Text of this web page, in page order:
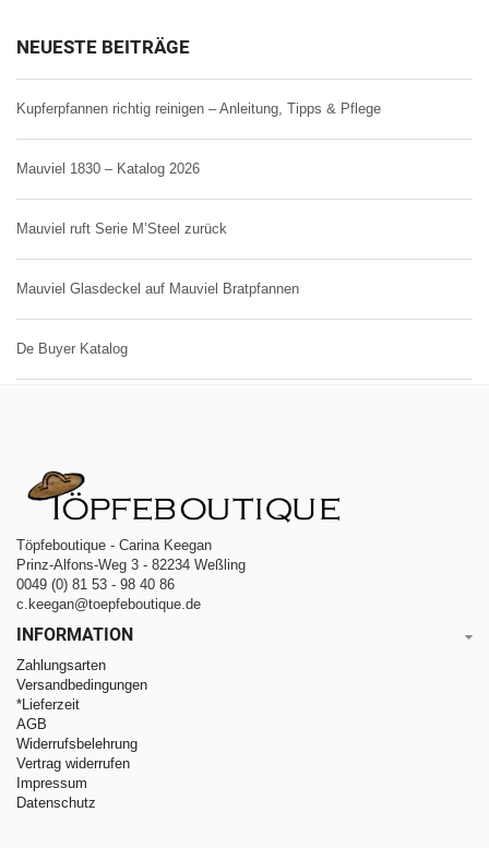
NEUESTE BEITRÄGE
Kupferpfannen richtig reinigen – Anleitung, Tipps & Pflege
Mauviel 1830 – Katalog 2026
Mauviel ruft Serie M’Steel zurück
Mauviel Glasdeckel auf Mauviel Bratpfannen
De Buyer Katalog
Töpfeboutique - Carina Keegan
Prinz-Alfons-Weg 3 - 82234 Weßling
0049 (0) 81 53 - 98 40 86
c.keegan@toepfeboutique.de
INFORMATION
Zahlungsarten
Versandbedingungen
*Lieferzeit
AGB
Widerrufsbelehrung
Vertrag widerrufen
Impressum
Datenschutz